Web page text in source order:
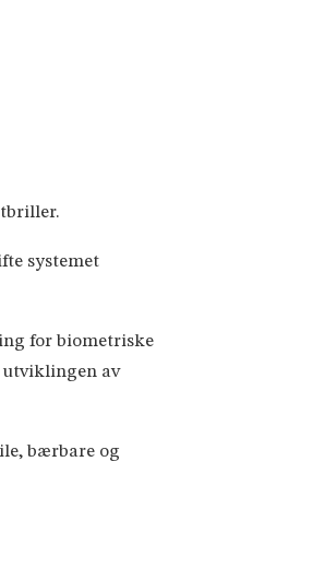
systemet
for biometriske
utviklingen av
bærbare og